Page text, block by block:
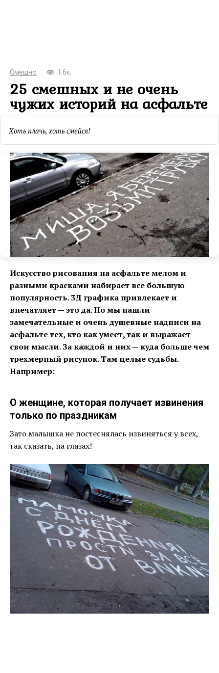
Смешно 1.6к.
25 смешных и не очень
чужих историй на асфальте
Хоть плачь, хоть смейся!
Искусство рисования на асфальте мелом и
разными красками набирает все большую
популярность. 3Д графика привлекает и
впечатляет — это да. Но мы нашли
замечательные и очень душевные надписи на
асфальте тех, кто как умеет, так и выражает
свои мысли. За каждой и них — куда больше чем
трехмерный рисунок. Там целые судьбы.
Например:
О женщине, которая получает извинения
только по праздникам
Зато малышка не постеснялась извиняться у всех,
так сказать, на глазах!